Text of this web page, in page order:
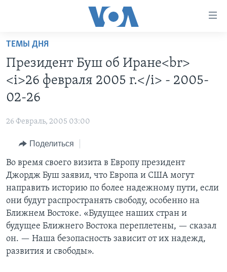
Перейти
основной
контент
Перейти
основной
навигации
Перейти
поиск
ПРОГРАММЫ
ИТОГИ
ПОЧЕМУ ЭТО ВАЖНО?
ДИСКУССИЯ VOA
ДЕТАЛИ
НЬЮ-ЙОРК NEW YORK
АМЕРИКА. БОЛЬШОЕ ПУТЕШЕСТВИЕ
ПРОЕКТЫ
НАША АМЕРИКАНСКАЯ ИСТОРИЯ
А КАК В АМЕРИКЕ?
АРТЕФАКТЫ
АМЕРИКАНСКИЕ ГОРОДКИ
ТЕСТЫ
ИНТЕРВЬЮ
ФАКТЫ ПРОТИВ ФЕЙКОВ
ЗА СВОБОДУ ПРЕССЫ
УЧИМ АНГЛИЙСКИЙ
ВИДЕО
ПОДПИСКА НА НОВОСТИ
Learning English
ТЕМЫ ДНЯ
Президент Буш об Иране<br>
<i>26 февраля 2005 г.</i> - 2005-
02-26
26 Февраль, 2005 03:00
Поделиться
Во время своего визита в Европу президент
Джордж Буш заявил, что Европа и США могут
направить историю по более надежному пути, если
они будут распространять свободу, особенно на
Ближнем Востоке. «Будущее наших стран и
будущее Ближнего Востока переплетены, — сказал
он. — Наша безопасность зависит от их надежд,
развития и свободы».